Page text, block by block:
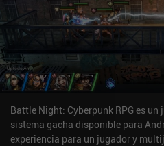
Battle Night: Cyberpunk RPG es
sistema gacha disponible para
experiencia para un jugador y